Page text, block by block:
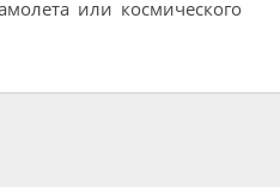
или космического